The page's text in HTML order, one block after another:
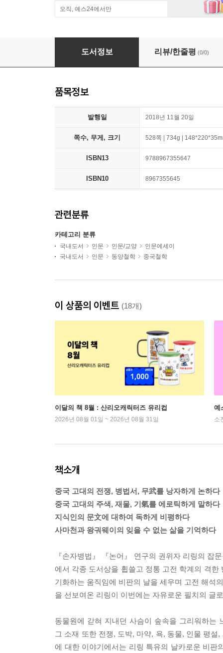
오직, 예스24에서만
꽃 사이에 술 한 병 놓고
도서정보 리뷰/한줄평 (0/0)
품목정보
발행일 2018년 11월 20일
쪽수, 무게, 크기 528쪽 | 734g |
ISBN13 9788967355647
ISBN10 8967355645
관련분류
카테고리 분류
국내도서 인문 인문/교양
인문에세이
국내도서
인문 동양철학 중국철학
이 상품의 이벤트 (18개)
이달의 책 8월 : 산리오캐릭터즈 유리컵
2026년 08월 01일 ~ 2026년 08월 31일
예
소
책소개
중국 고대의 전쟁, 병법서, 무武를 낭자하게 논하다
중국 고대의 주색, 재물, 기氣를 에로틱하게 말하다
지식인의 문文에 대하여 독하게 비평하다
사마천과 왕궈웨이의 잊을 수 없는 삶을 기억하다
『손자병법』 『논어』 연구의 권위자 리링의 잡
에서 각종 도서상을 휩쓸고 정통 고전 학계의 격
기화하는 움직임에 비판의 날을 세우며 고전 해석
을 선보여온 리링이 이번에는 자유로운 필치의 글
동물원에 갇혀 지내던 사슴이 숲속을 그리워하는
그 소재 또한 전쟁, 도박, 마약, 욕, 동물, 인물 평
에 대한 이야기에서는 리링 특유의 날카로운 비